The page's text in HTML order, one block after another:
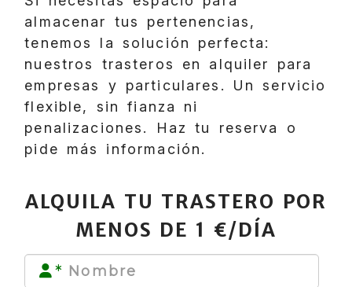
almacenar tus pertenencias,
tenemos la solución perfecta:
nuestros trasteros en alquiler para
empresas y particulares. Un servicio
flexible, sin fianza ni
penalizaciones. Haz tu reserva o
pide más información.
ALQUILA TU TRASTERO POR
MENOS DE 1 €/DÍA